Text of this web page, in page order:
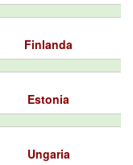
Finlanda
Estonia
Ungaria